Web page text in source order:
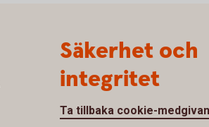
Säkerhet och
integritet
Ta tillbaka cookie-